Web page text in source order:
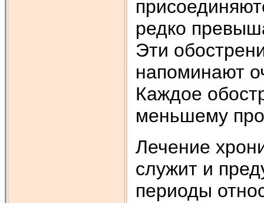
редко
Эти
напоминают
Каждое
меньшему
Лечение
служит и
периоды